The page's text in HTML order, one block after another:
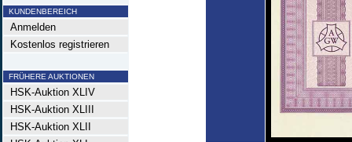
KUNDENBEREICH
Anmelden
Kostenlos registrieren
FRÜHERE AUKTIONEN
HSK-Auktion XLIV
HSK-Auktion XLIII
HSK-Auktion XLII